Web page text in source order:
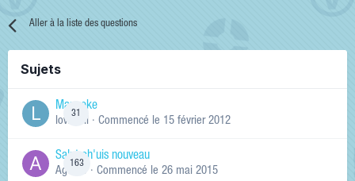
Aller à la liste des questions
Sujets
31
Manneke
lowskill · Commencé le 15 février 2012
163
Salut ch'uis nouveau
Ag0Nie · Commencé le 26 mai 2015